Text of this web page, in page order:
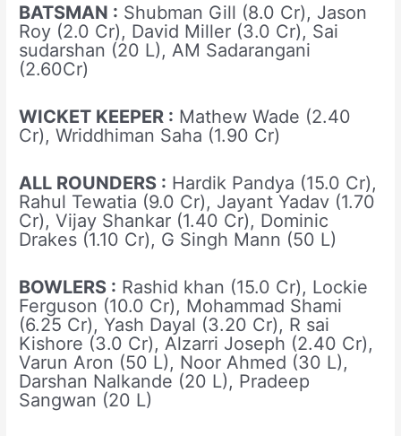
BATSMAN : Shubman Gill (8.0 Cr), Jason
Roy (2.0 Cr), David Miller (3.0 Cr), Sai
sudarshan (20 L), AM Sadarangani
(2.60Cr)
WICKET KEEPER : Mathew Wade (2.40
Cr), Wriddhiman Saha (1.90 Cr)
ALL ROUNDERS : Hardik Pandya (15.0 Cr),
Rahul Tewatia (9.0 Cr), Jayant Yadav (1.70
Cr), Vijay Shankar (1.40 Cr), Dominic
Drakes (1.10 Cr), G Singh Mann (50 L)
BOWLERS : Rashid khan (15.0 Cr), Lockie
Ferguson (10.0 Cr), Mohammad Shami
(6.25 Cr), Yash Dayal (3.20 Cr), R sai
Kishore (3.0 Cr), Alzarri Joseph (2.40 Cr),
Varun Aron (50 L), Noor Ahmed (30 L),
Darshan Nalkande (20 L), Pradeep
Sangwan (20 L)